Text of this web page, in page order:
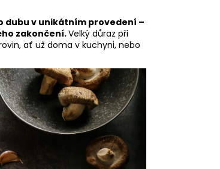
dubu v unikátním provedení –
zakončení.Velký důraz při
ať už doma v kuchyni, nebo